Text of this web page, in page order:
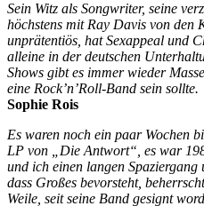
Sein Witz als Songwriter, seine
höchstens mit Ray Davis von den
unprätentiös, hat Sexappeal und
alleine in der deutschen
Shows gibt es immer wieder
eine Rock’n’Roll-Band sein sollte.
Sophie Rois
Es waren noch ein paar Wochen
LP von „Die Antwort“, es war
und ich einen langen Spaziergang
dass Großes bevorsteht,
Weile, seit seine Band gesignt